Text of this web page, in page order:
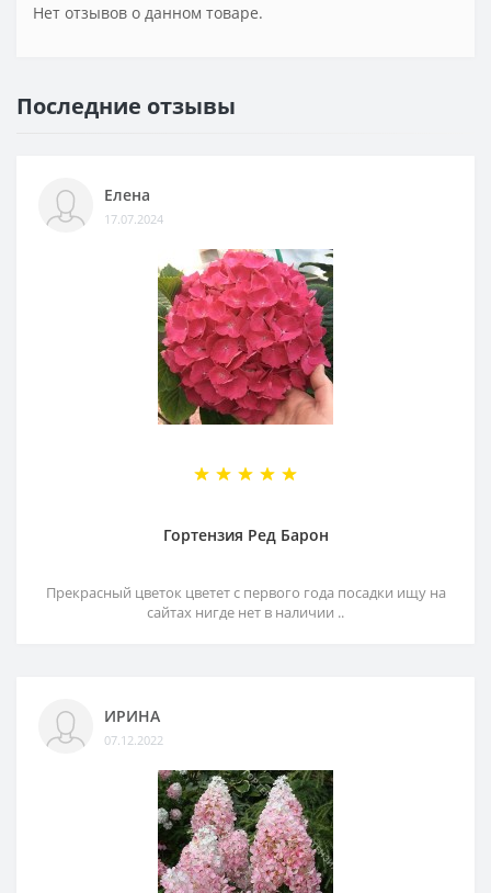
Нет отзывов о данном товаре.
Последние отзывы
Елена
17.07.2024
Гортензия Ред Барон
Прекрасный цветок цветет с первого года посадки ищу на
сайтах нигде нет в наличии ..
ИРИНА
07.12.2022